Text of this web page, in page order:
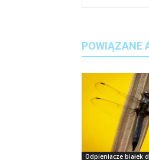
POWIĄZANE
Odpieniacze białek